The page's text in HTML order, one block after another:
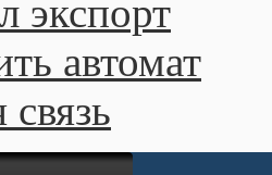
экспорт
автомат